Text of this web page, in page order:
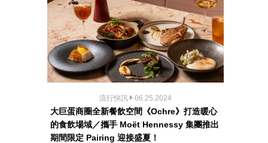
流行快訊 06.25.2024
大巨蛋商圈全新餐飲空間《Ochre》打造暖心
的食飲場域／攜手 Moët Hennessy 集團推出
期間限定 Pairing 迎接盛夏！